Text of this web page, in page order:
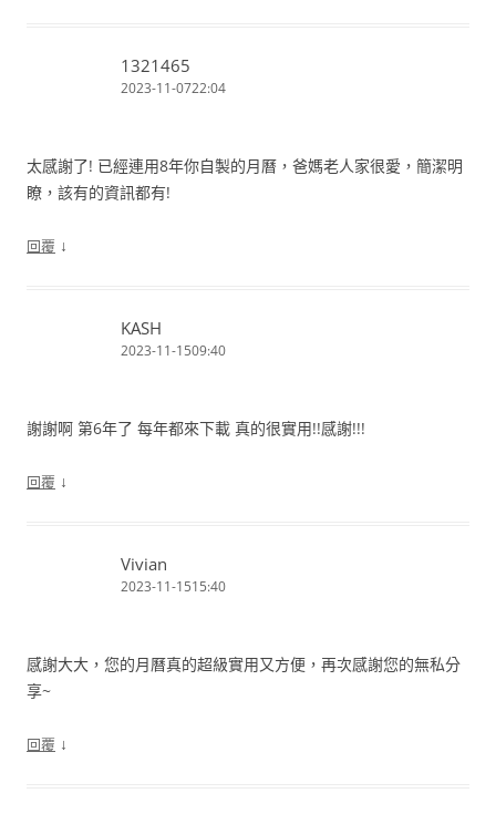
1321465
2023-11-0722:04
太感謝了! 已經連用8年你自製的月曆，爸媽老人家很愛，簡潔明
瞭，該有的資訊都有!
回覆 ↓
KASH
2023-11-1509:40
謝謝啊 第6年了 每年都來下載 真的很實用!!感謝!!!
回覆 ↓
Vivian
2023-11-1515:40
感謝大大，您的月曆真的超級實用又方便，再次感謝您的無私分
享~
回覆 ↓